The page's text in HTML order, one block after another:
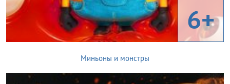
6+
Миньоны и монстры